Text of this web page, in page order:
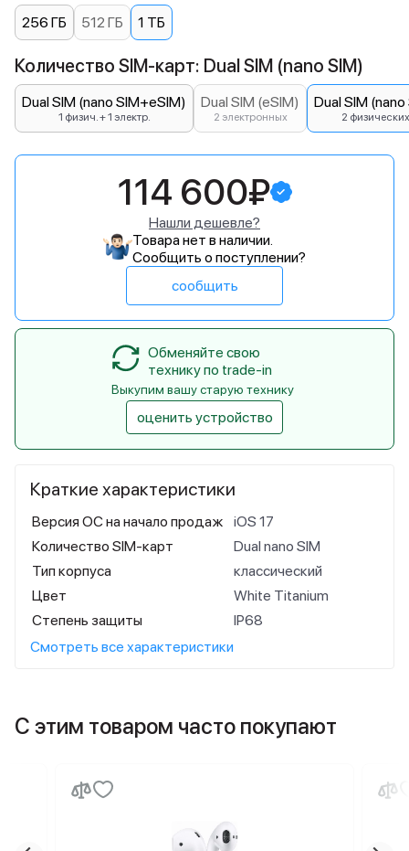
Краткие характеристики
Версия ОС на начало продаж
iOS 17
Количество SIM-карт
Dual nano SIM
Тип корпуса
классический
Цвет
White Titanium
Степень защиты
IP68
Смотреть все характеристики
256 ГБ 512 ГБ 1 ТБ
Количество SIM-карт: Dual SIM (nano SIM)
Dual SIM (nano SIM+eSIM)
1 физич. + 1 электр.
Dual SIM (eSIM)
2 электронных
Dual SIM
2 физических
114 600₽
Нашли дешевле?
Товара нет в наличии.
Сообщить о поступлении?
сообщить
Обменяйте свою
технику по trade-in
Выкупим вашу старую технику
оценить устройство
С этим товаром часто покупают